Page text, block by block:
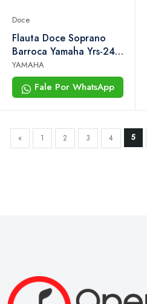
Doce
Flauta Doce Soprano
Barroca Yamaha Yrs-24b
em Dó Com Capa
YAMAHA
Fale Por WhatsApp
« 1 2 3 4 5